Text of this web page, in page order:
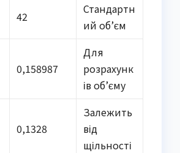
42
Стандартн
ий об’єм
0,158987
Для
розрахунк
ів об’єму
0,1328
Залежить
від
щільності